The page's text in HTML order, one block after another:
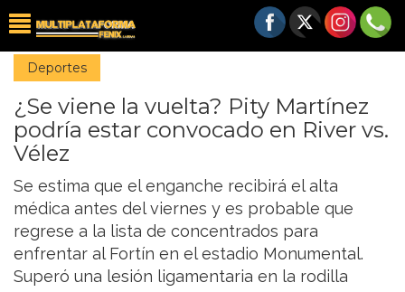
Deportes
¿Se viene la vuelta? Pity Martínez
podría estar convocado en River vs.
Vélez
Se estima que el enganche recibirá el alta
médica antes del viernes y es probable que
regrese a la lista de concentrados para
enfrentar al Fortín en el estadio Monumental.
Superó una lesión ligamentaria en la rodilla